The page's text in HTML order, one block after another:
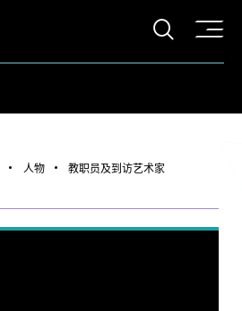
打开
人物 教职员及到访艺术家